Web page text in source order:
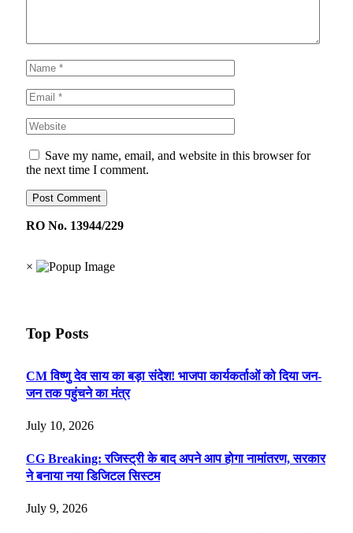
Save my name, email, and website in this browser for
the next time I comment.
RO No. 13944/229
×
Top Posts
CM विष्णु देव साय का बड़ा संदेश! भाजपा कार्यकर्ताओं को दिया जन-
जन तक पहुंचने का मंत्र
July 10, 2026
CG Breaking: रजिस्ट्री के बाद अपने आप होगा नामांतरण, सरकार
ने बनाया नया डिजिटल सिस्टम
July 9, 2026